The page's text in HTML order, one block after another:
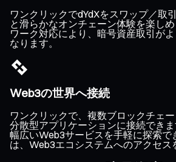
ワンクリックでdYdXをスワップ／取
と滑らかなオンチェーン体験を楽し
ワーク対応により、暗号資産取引が
なります。
Web3の世界へ接続
ワンクリックで、複数ブロックチェ
分散型アプリケーションに接続できま
幅広いWeb3サービスを手軽に探索で
は、Web3エコシステムへのアクセス